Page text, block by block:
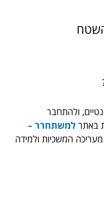
ולהתחבר
באתר למשתחרר –
המשכיות ולמידה